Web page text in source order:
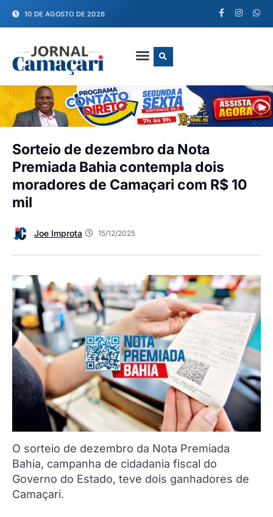
10 DE AGOSTO DE 2026
Sorteio de dezembro da Nota
Premiada Bahia contempla dois
moradores de Camaçari com R$ 10
mil
Joe Improta 15/12/2025
O sorteio de dezembro da Nota Premiada
Bahia, campanha de cidadania fiscal do
Governo do Estado, teve dois ganhadores de
Camaçari.